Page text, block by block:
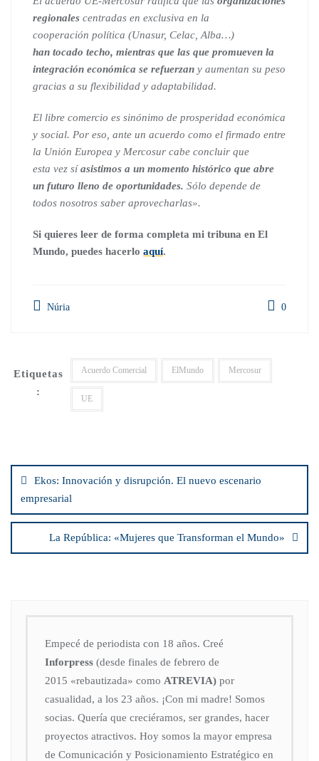
regionales centradas en exclusiva en la
cooperación política (Unasur, Celac, Alba…)
han tocado techo, mientras que las que promueven la
integración económica se refuerzan y aumentan su peso
gracias a su flexibilidad y adaptabilidad.
El libre comercio es sinónimo de prosperidad económica
y social. Por eso, ante un acuerdo como el firmado entre
la Unión Europea y Mercosur cabe concluir que
esta vez síasistimos a un momento histórico que abre
un futuro lleno de oportunidades. Sólo depende de
todos nosotros saber aprovecharlas».
Si quieres leer de forma completa mi tribuna en El
Mundo, puedes hacerlo aquí.
Núria 0
Etiquetas
:
Acuerdo Comercial ElMundo Mercosur
UE
Ekos: Innovación y disrupción. El nuevo escenario
empresarial
La República: «Mujeres que Transforman el Mundo»
Empecé de periodista con 18 años. Creé
Inforpress (desde finales de febrero de
2015 «rebautizada» como ATREVIA) por
casualidad, a los 23 años. ¡Con mi madre! Somos
socias. Quería que creciéramos, ser grandes, hacer
proyectos atractivos. Hoy somos la mayor empresa
de Comunicación y Posicionamiento Estratégico en